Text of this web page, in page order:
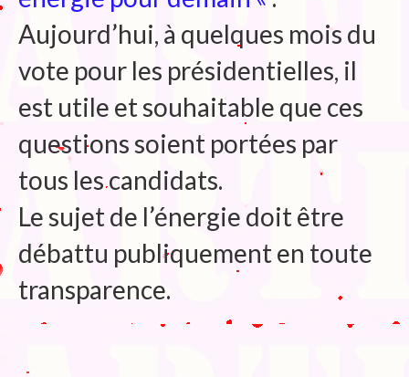
Aujourd’hui, à quelques mois du
vote pour les présidentielles, il
est utile et souhaitable que ces
questions soient portées par
tous les candidats.
Le sujet de l’énergie doit être
débattu publiquement en toute
transparence.